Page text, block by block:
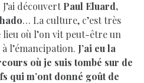
découvert Paul Eluard,
… La culture, c’est très
où l’on vit peut-être un
l’émancipation. J’ai eu la
où je suis tombé sur de
qui m’ont donné goût de